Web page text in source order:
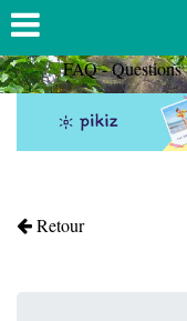
FAQ - Questions
Retour